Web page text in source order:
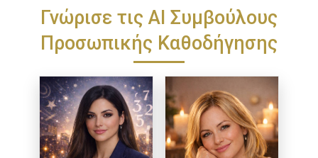
Γνώρισε τις ΑΙ Συμβούλους
Προσωπικής Καθοδήγησης